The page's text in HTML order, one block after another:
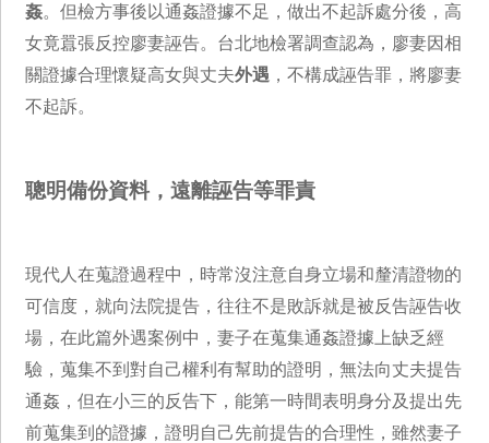
姦。但檢方事後以通姦證據不足，做出不起訴處分後，高
女竟囂張反控廖妻誣告。台北地檢署調查認為，廖妻因相
關證據合理懷疑高女與丈夫外遇 ，不構成誣告罪，將廖妻
不起訴。
聰明備份資料，遠離誣告等罪責
現代人在蒐證過程中，時常沒注意自身立場和釐清證物的
可信度，就向法院提告，往往不是敗訴就是被反告誣告收
場，在此篇外遇案例中，妻子在蒐集通姦證據上缺乏經
驗，蒐集不到對自己權利有幫助的證明，無法向丈夫提告
通姦，但在小三的反告下，能第一時間表明身分及提出先
前蒐集到的證據，證明自己先前提告的合理性，雖然妻子